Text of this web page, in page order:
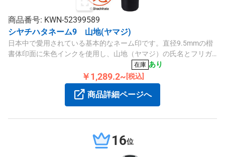
商品番号: KWN-52399589
シヤチハタネーム9 山地(ヤマジ)
日本中で愛用されている基本的なネーム印です。直径9.5mmの楷
書体印面に朱色インクを使用し、山地（ヤマジ）の氏名とフリガ
ナが刻印できます。専用補充インキもあります。
在庫 あり
￥1,289.2~ [税込]
商品詳細ページへ
16位